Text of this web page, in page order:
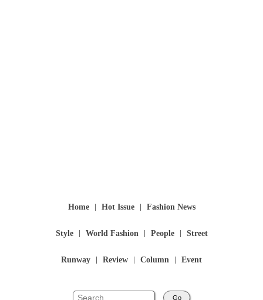
Home Hot Issue Fashion News
Style World Fashion People Street
Runway Review Column Event
Go